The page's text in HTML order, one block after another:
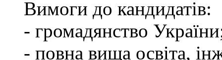
Вимоги до кандидатів:
- громадянство
- повна вища освіта,